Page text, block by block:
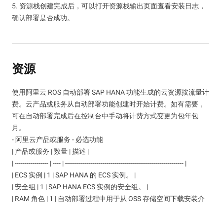
5. 资源栈创建完成后，可以打开资源栈输出页面查看安装日志，
确认部署是否成功。
资源
使用阿里云 ROS 自动部署 SAP HANA 功能生成的云资源按流量计
费。云产品或服务从自动部署功能创建时开始计费。如有需要，
可在自动部署完成后在控制台中手动将计费方式变更为包年包
月。
- 阿里云产品或服务 - 必选功能
| 产品或服务 | 数量 | 描述 |
| ----------------- | ---- | ------------------------------------------------------------ |
| ECS 实例 | 1 | SAP HANA 的 ECS 实例。 |
| 安全组 | 1 | SAP HANA ECS 实例的安全组。 |
| RAM 角色 | 1 | 自动部署过程中用于从 OSS 存储空间下载安装介